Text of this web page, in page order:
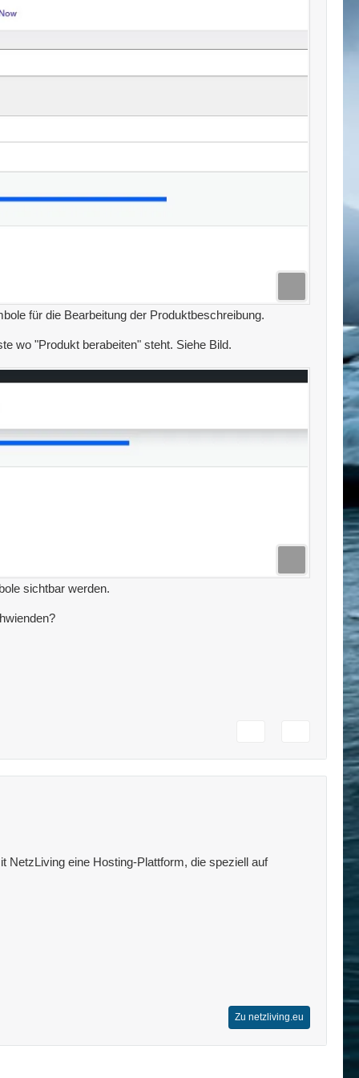
für die Bearbeitung der Produktbeschreibung.
wo "Produkt berabeiten" steht. Siehe Bild.
sichtbar werden.
NetzLiving eine Hosting-Plattform, die speziell auf
Zu netzliving.eu